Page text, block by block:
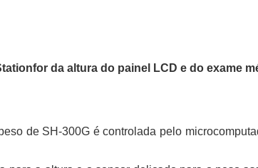
da altura do painel LCD e do exame
de SH-300G é controlada pelo